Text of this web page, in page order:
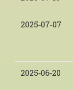
2025-07-07
2025-06-20